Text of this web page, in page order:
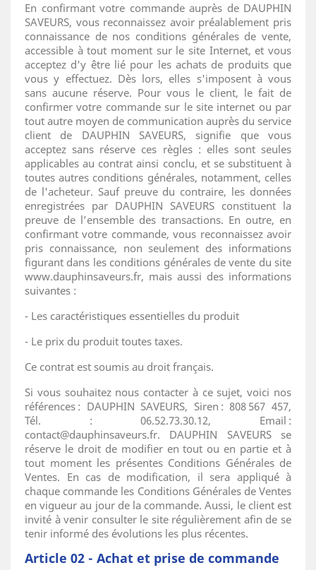
En confirmant votre commande auprès de DAUPHIN
SAVEURS, vous reconnaissez avoir préalablement pris
connaissance de nos conditions générales de vente,
accessible à tout moment sur le site Internet, et vous
acceptez d'y être lié pour les achats de produits que
vous y effectuez. Dès lors, elles s'imposent à vous
sans aucune réserve. Pour vous le client, le fait de
confirmer votre commande sur le site internet ou par
tout autre moyen de communication auprès du service
client de DAUPHIN SAVEURS, signifie que vous
acceptez sans réserve ces règles : elles sont seules
applicables au contrat ainsi conclu, et se substituent à
toutes autres conditions générales, notamment, celles
de l'acheteur. Sauf preuve du contraire, les données
enregistrées par DAUPHIN SAVEURS constituent la
preuve de l’ensemble des transactions. En outre, en
confirmant votre commande, vous reconnaissez avoir
pris connaissance, non seulement des informations
figurant dans les conditions générales de vente du site
www.dauphinsaveurs.fr, mais aussi des informations
suivantes :
- Les caractéristiques essentielles du produit
- Le prix du produit toutes taxes.
Ce contrat est soumis au droit français.
Si vous souhaitez nous contacter à ce sujet, voici nos
références : DAUPHIN SAVEURS, Siren : 808 567 457,
Tél. : 06.52.73.30.12, Email :
contact@dauphinsaveurs.fr. DAUPHIN SAVEURS se
réserve le droit de modifier en tout ou en partie et à
tout moment les présentes Conditions Générales de
Ventes. En cas de modification, il sera appliqué à
chaque commande les Conditions Générales de Ventes
en vigueur au jour de la commande. Aussi, le client est
invité à venir consulter le site régulièrement afin de se
tenir informé des évolutions les plus récentes.
Article 02 - Achat et prise de commande